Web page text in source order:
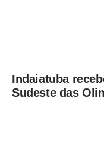
Indaiatuba
Sudeste das